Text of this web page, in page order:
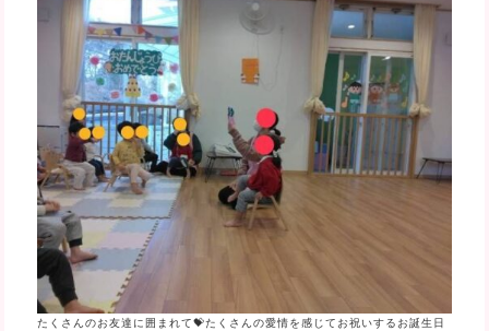
たくさんのお友達に囲まれて💝たくさんの愛情を感じてお祝いするお誕生日